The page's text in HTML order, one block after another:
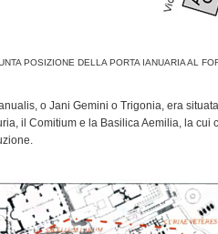
POSIZIONE DELLA PORTA IANUARIA AL
o Jani Gemini o Trigonia, era
il Comitium e la Basilica Aemilia, la cui